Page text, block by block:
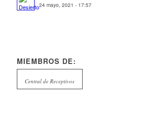
24 mayo, 2021 - 17:57
MIEMBROS DE:
Central de Receptivos